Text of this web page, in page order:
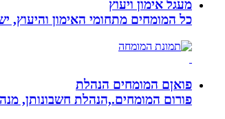
מעגל אימון ויעוץ
כל המומחים מתחומי האימון והיעוץ,
פואןם המומחים הנהלת
פורום המומחים.,הנהלת חשבונותן,